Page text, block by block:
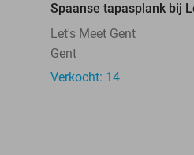
Spaanse tapasplank bij
Let's Meet Gent
Gent
Verkocht: 14